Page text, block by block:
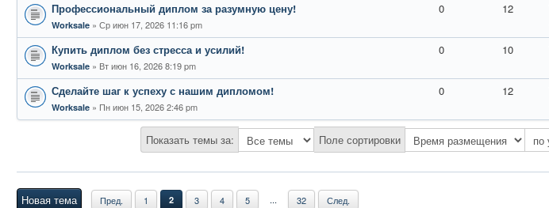
Профессиональный диплом за разумную цену!
Worksale Ср июн 17, 2026 11:16 pm
0 12
Купить диплом без стресса и усилий!
Worksale Вт июн 16, 2026 8:19 pm
0 10
Сделайте шаг к успеху с нашим дипломом!
Worksale Пн июн 15, 2026 2:46 pm
0 12
Показать темы за: Поле сортировки
Новая тема Пред. 1 2 3 4 5 ... 32 След.